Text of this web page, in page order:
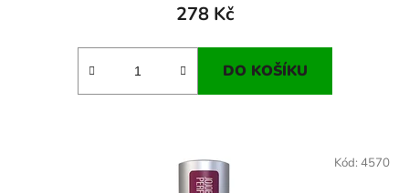
278 Kč
DO KOŠÍKU
Kód: 4570